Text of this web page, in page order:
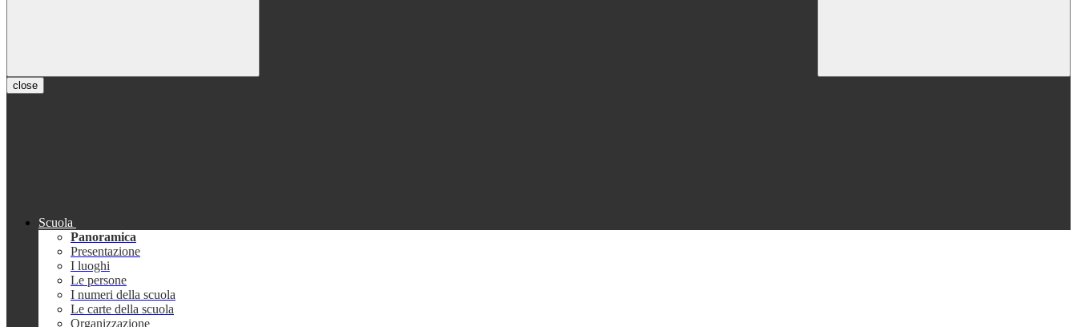
close
Scuola
Panoramica
Presentazione
I luoghi
Le persone
I numeri della scuola
Le carte della scuola
Organizzazione